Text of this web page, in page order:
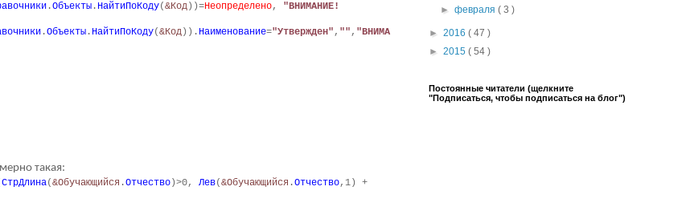
.Объекты . НайтиПоКоду(&Код ))=Неопределено, "ВНИМАНИЕ!
.Объекты . НайтиПоКоду(&Код )). Наименование="Утвержден" , "" , "ВНИМА
такая:
СтрДлина(&Обучающийся .Отчество )>0, Лев(&Обучающийся .Отчество,1) +
►февраля( 3 )
► 2016 ( 47 )
► 2015 ( 54 )
Постоянные читатели (щелкните
"Подписаться, чтобы подписаться на блог")